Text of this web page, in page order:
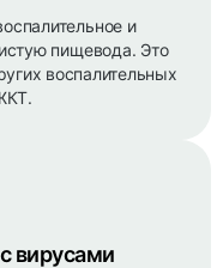
и
пищевода. Это
воспалительных
вирусами